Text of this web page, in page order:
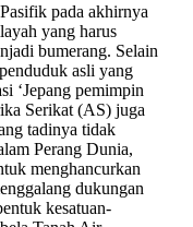
pada akhirnya
yang harus
bumerang. Selain
asli yang
‘Jepang pemimpin
Serikat (AS) juga
tadinya tidak
Perang Dunia,
menghancurkan
dukungan
kesatuan-